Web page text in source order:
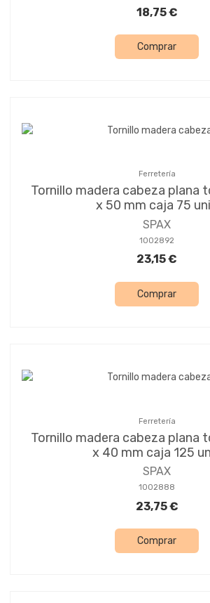
18,75 €
Comprar
Ferretería
Tornillo madera cabeza plana
x 50 mm caja 75
SPAX
1002892
23,15 €
Comprar
Ferretería
Tornillo madera cabeza plana
x 40 mm caja 125
SPAX
1002888
23,75 €
Comprar